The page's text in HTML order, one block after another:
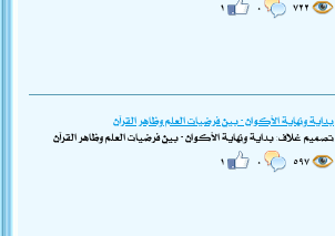
بداية ونهاية الأكوان - بين فرضيات العلم وظاهر القرآن
تصميم غلاف: بداية ونهاية الأكوان - بين فرضيات العلم وظاهر القرآن